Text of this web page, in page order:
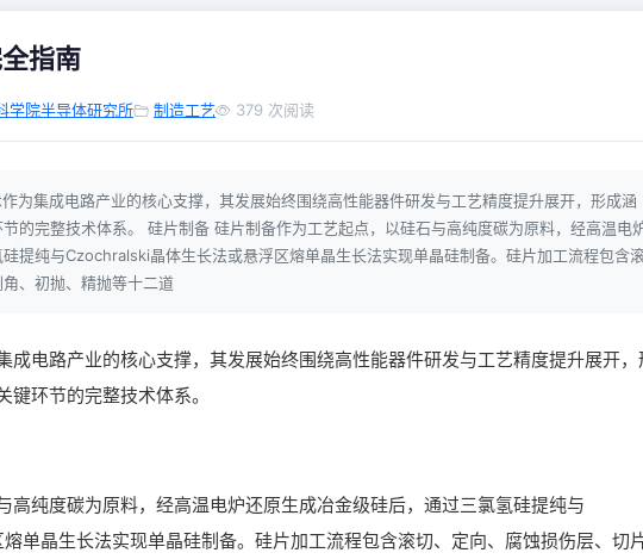
指南
学院半导体研究所 制造工艺 379 次阅读
为集成电路产业的核心支撑，其发展始终围绕高性能器件研发与工艺精度提升展开，形成涵
的完整技术体系。 硅片制备 硅片制备作为工艺起点，以硅石与高纯度碳为原料，经高温电
提纯与Czochralski晶体生长法或悬浮区熔单晶生长法实现单晶硅制备。硅片加工流程包含
、初抛、精抛等十二道
成电路产业的核心支撑，其发展始终围绕高性能器件研发与工艺精度提升展开，
环节的完整技术体系。
高纯度碳为原料，经高温电炉还原生成冶金级硅后，通过三氯氢硅提纯与
单晶生长法实现单晶硅制备。硅片加工流程包含滚切、定向、腐蚀损伤层、切